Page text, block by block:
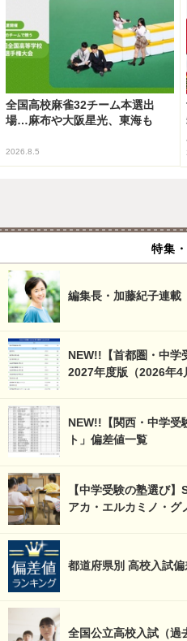
全国高校麻雀32チーム本選出
場…麻布や大阪星光、東海も
2026.8.5
特集
編集長・加藤紀子連載
NEW!!【首都圏・中学
2027年度版（2026年4
NEW!!【関西・中学受
ト」偏差値一覧
【中学受験の塾選び
アカ・エルカミノ・グ
都道府県別 高校入試
全国公立高校入試（過